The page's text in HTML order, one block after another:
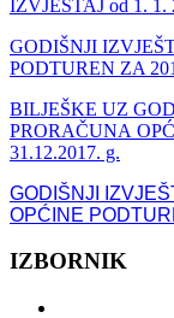
IZVJEŠTAJ od 1. 1.
GODIŠNJI
PODTUREN ZA
BILJEŠKE UZ
PRORAČUNA
31.12.2017. g.
GODIŠNJI
OPĆINE
IZBORNIK